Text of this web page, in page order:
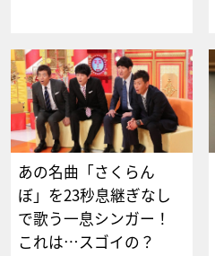
あの名曲「さくらん
ぼ」を23秒息継ぎなし
で歌う一息シンガー！
これは…スゴイの？